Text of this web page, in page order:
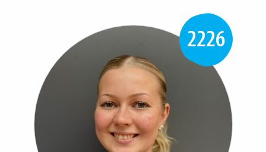
2226